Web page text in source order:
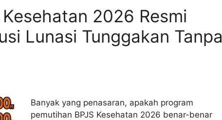
2026 Resmi
Lunasi Tunggakan Tanpa
Banyak yang penasaran, apakah program
pemutihan BPJS Kesehatan 2026 benar-benar